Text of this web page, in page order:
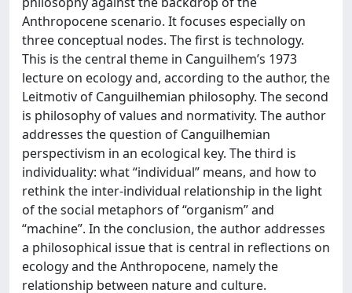
Anthropocene scenario. It focuses especially on
three conceptual nodes. The first is technology.
This is the central theme in Canguilhem’s 1973
lecture on ecology and, according to the author, the
Leitmotiv of Canguilhemian philosophy. The second
is philosophy of values and normativity. The author
addresses the question of Canguilhemian
perspectivism in an ecological key. The third is
individuality: what “individual” means, and how to
rethink the inter-individual relationship in the light
of the social metaphors of “organism” and
“machine”. In the conclusion, the author addresses
a philosophical issue that is central in reflections on
ecology and the Anthropocene, namely the
relationship between nature and culture.